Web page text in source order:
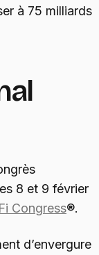
à 75 milliards
8 et 9 février
Congress®.
d’envergure